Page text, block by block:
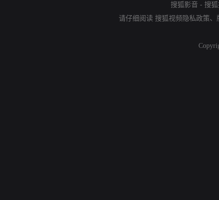
搜狐影音 - 搜
请仔细阅读 搜狐视频隐私政策、